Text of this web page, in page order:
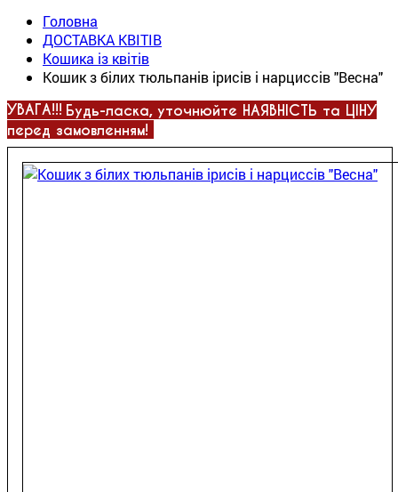
Головна
ДОСТАВКА КВІТІВ
Кошика із квітів
Кошик з білих тюльпанів ірисів і нарциссів "Весна"
УВАГА!!! Будь-ласка, уточнюйте НАЯВНІСТЬ та ЦІНУ
перед замовленням!